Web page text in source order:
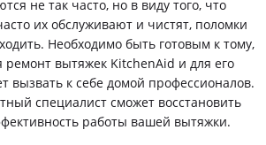
не так часто, но в виду того, что
их обслуживают и чистят, поломки
Необходимо быть готовым к тому,
ремонт вытяжек KitchenAid и для его
вызвать к себе домой профессионалов.
специалист сможет восстановить
работы вашей вытяжки.